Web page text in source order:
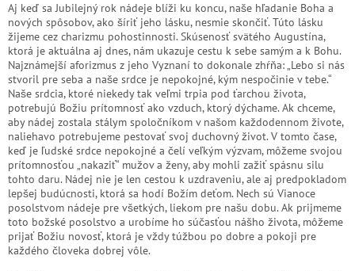
Aj keď sa Jubilejný rok nádeje blíži ku koncu, naše hľadanie Boha a
nových spôsobov, ako šíriť jeho lásku, nesmie skončiť. Túto lásku
žijeme cez charizmu pohostinnosti. Skúsenosť svätého Augustína,
ktorá je aktuálna aj dnes, nám ukazuje cestu k sebe samým a k Bohu.
Najznámejší aforizmus z jeho Vyznaní to dokonale zhŕňa: „Lebo si nás
stvoril pre seba a naše srdce je nepokojné, kým nespočinie v tebe.“
Naše srdcia, ktoré niekedy tak veľmi trpia pod ťarchou života,
potrebujú Božiu prítomnosť ako vzduch, ktorý dýchame. Ak chceme,
aby nádej zostala stálym spoločníkom v našom každodennom živote,
naliehavo potrebujeme pestovať svoj duchovný život. V tomto čase,
keď je ľudské srdce nepokojné a čelí veľkým výzvam, môžeme svojou
prítomnosťou „nakaziť“ mužov a ženy, aby mohli zažiť spásnu silu
tohto daru. Nádej nie je len cestou k uzdraveniu, ale aj predpokladom
lepšej budúcnosti, ktorá sa hodí Božím deťom. Nech sú Vianoce
posolstvom nádeje pre všetkých, liekom pre našu dobu. Ak prijmeme
toto božské posolstvo a urobíme ho súčasťou nášho života, môžeme
prijať Božiu novosť, ktorá je vždy túžbou po dobre a pokoji pre
každého človeka dobrej vôle.